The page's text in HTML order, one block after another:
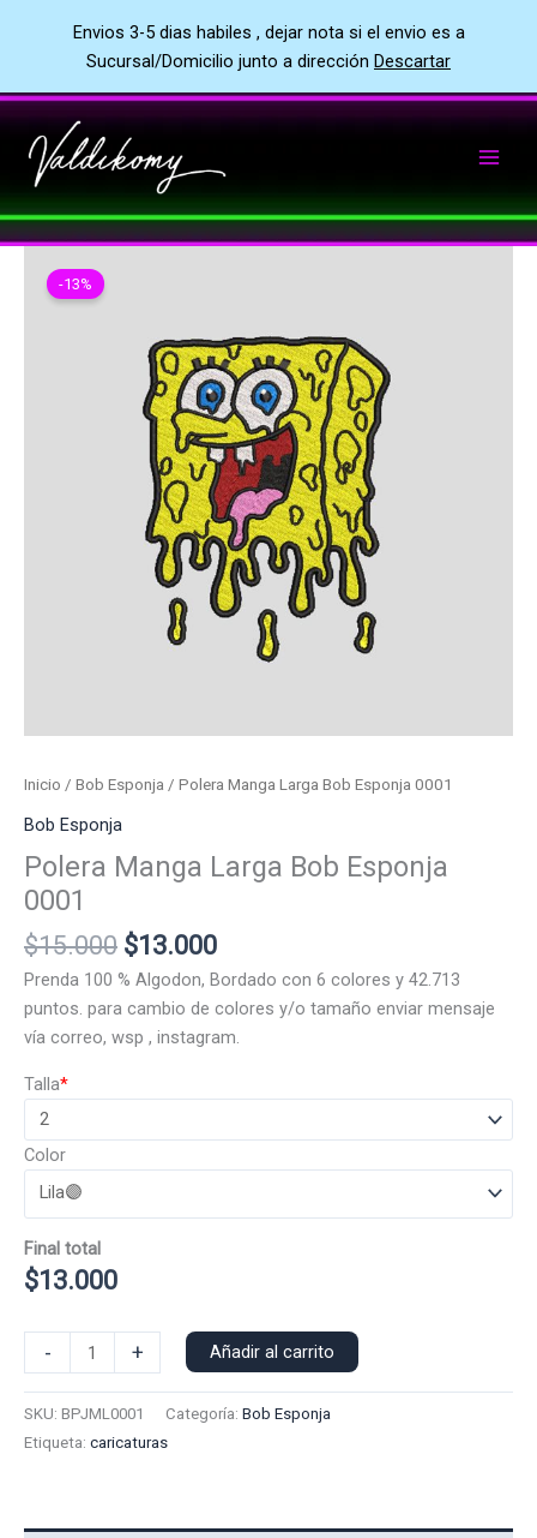
Envios 3-5 dias habiles , dejar nota si el envio es a
Sucursal/Domicilio junto a dirección Descartar
al
contenido
-13%
Inicio / Bob Esponja / Polera Manga Larga Bob Esponja 0001
Bob Esponja
Polera Manga Larga Bob Esponja
0001
$15.000 El
precio
original
era:
$13.000El
precio
actual
es:
Prenda 100 % Algodon, Bordado con 6 colores y 42.713
puntos. para cambio de colores y/o tamaño enviar mensaje
vía correo, wsp , instagram.
*
Talla
Color
Final total
$13.000
-
Manga
+ Añadir al carrito
SKU: BPJML0001 Categoría: Bob Esponja
Etiqueta: caricaturas